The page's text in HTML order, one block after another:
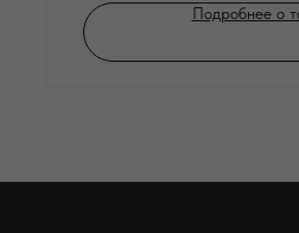
Подробнее о